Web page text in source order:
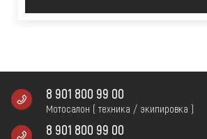
8 901 800 99 00
Мотосалон ( техника / экипировка )
8 901 800 99 00